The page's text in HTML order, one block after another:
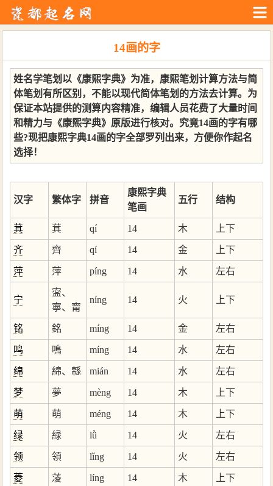
14画的字
姓名学笔划以《康熙字典》为准，康熙笔划计算方法与简
体笔划有所区别，不能以现代简体笔划的方法去计算。为
保证本站提供的测算内容精准，编辑人员花费了大量时间
和精力与《康熙字典》原版进行核对。究竟14画的字有哪
些?现把康熙字典14画的字全部罗列出来，方便你作起名
选择！
汉字 繁体字 拼音
康熙字典
笔画
五行 结构
萁 萁 qí 14 木 上下
齐 齊 qí 14 金 上下
萍 萍 píng 14 水 左右
宁
寍、
寧、甯
níng 14 火 上下
铭 銘 míng 14 金 左右
鸣 鳴 míng 14 水 左右
绵 綿、緜 mián 14 水 左右
梦 夢 mèng 14 木 上下
萌 萌 méng 14 木 上下
绿 緑 lǜ 14 火 左右
领 領 lǐng 14 火 左右
菱 蓤 líng 14 木 上下